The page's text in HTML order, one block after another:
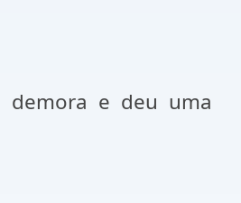
demora e deu uma